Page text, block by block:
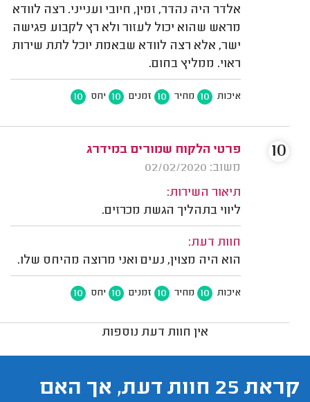
אלדר היה נהדר, זמין, חיובי וענייני. רצה לוודא
מראש שהוא יכול לעזור ולא רץ לקבוע פגישה
ישר, אלא רצה לוודא שבאמת יוכל לתת שירות
ראוי. ממליץ בחום.
איכות 10 מחיר 10 זמנים 10 יחס 10
פרטי הלקוח שמורים במידרג
משוב: 02/02/2020
תיאור השירות:
ליווי בתהליך הגשת מכרזים.
חוות דעת:
הוא היה מצוין, נעים ואני מרוצה מהיחס שלו.
איכות 10 מחיר 10 זמנים 10 יחס 10
10
אין חוות דעת נוספות
קראת 25 חוות דעת, אך האם